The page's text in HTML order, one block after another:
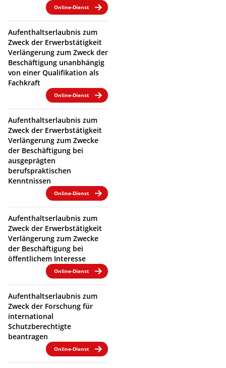
Online-Dienst
Aufenthaltserlaubnis zum
Zweck der Erwerbstätigkeit
Verlängerung zum Zweck der
Beschäftigung unanbhängig
von einer Qualifikation als
Fachkraft
Online-Dienst
Aufenthaltserlaubnis zum
Zweck der Erwerbstätigkeit
Verlängerung zum Zwecke
der Beschäftigung bei
ausgeprägten
berufspraktischen
Kenntnissen
Online-Dienst
Aufenthaltserlaubnis zum
Zweck der Erwerbstätigkeit
Verlängerung zum Zwecke
der Beschäftigung bei
öffentlichem Interesse
Online-Dienst
Aufenthaltserlaubnis zum
Zweck der Forschung für
international
Schutzberechtigte
beantragen
Online-Dienst